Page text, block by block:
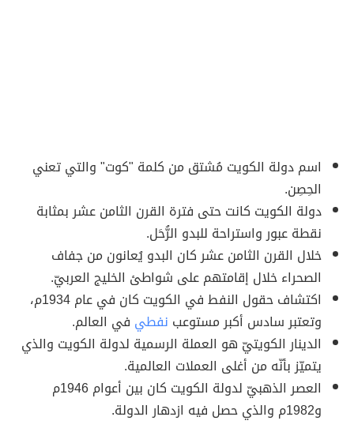
اسم دولة الكويت مُشتق من كلمة "كوت" والتي تعني
الحِصِن.
دولة الكويت كانت حتى فترة القرن الثامن عشر بمثابة
نقطة عبور واستراحة للبدو الرُّحَل.
خلال القرن الثامن عشر كان البدو يُعانون من جفاف
الصحراء خلال إقامتهم على شواطئ الخليج العربيّ.
اكتشاف حقول النفط في الكويت كان في عام 1934م،
وتعتبر سادس أكبر مستوعب نفطي في العالم.
الدينار الكويتيّ هو العملة الرسمية لدولة الكويت والذي
يتميّز بأنّه من أغلى العملات العالمية.
العصر الذهبيّ لدولة الكويت كان بين أعوام 1946م
و1982م والذي حصل فيه ازدهار الدولة.